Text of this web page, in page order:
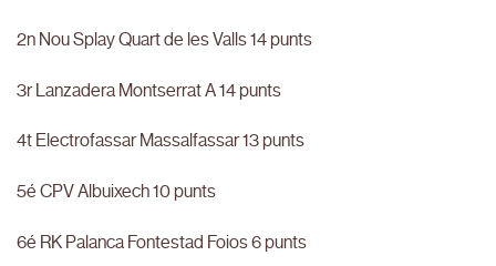
2n Nou Splay Quart de les Valls 14 punts
3r Lanzadera Montserrat A 14 punts
4t Electrofassar Massalfassar 13 punts
5é CPV Albuixech 10 punts
6é RK Palanca Fontestad Foios 6 punts